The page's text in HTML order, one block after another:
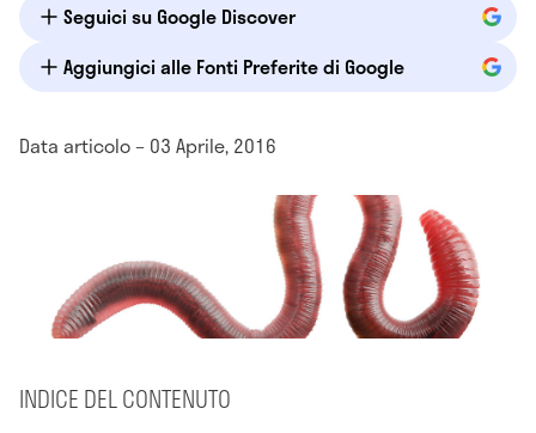
Seguici su Google Discover
Aggiungici alle Fonti Preferite di Google
Data articolo – 03 Aprile, 2016
INDICE DEL CONTENUTO